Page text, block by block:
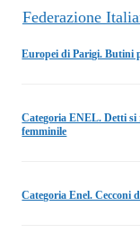
Federazione
Europei di Parigi. Butini
Categoria ENEL. Detti si
femminile
Categoria Enel. Cecconi